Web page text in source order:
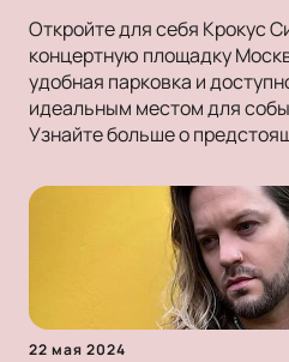
Откройте для себя Крокус
концертную площадку
удобная парковка и
идеальным местом для
Узнайте больше о
22 мая 2024